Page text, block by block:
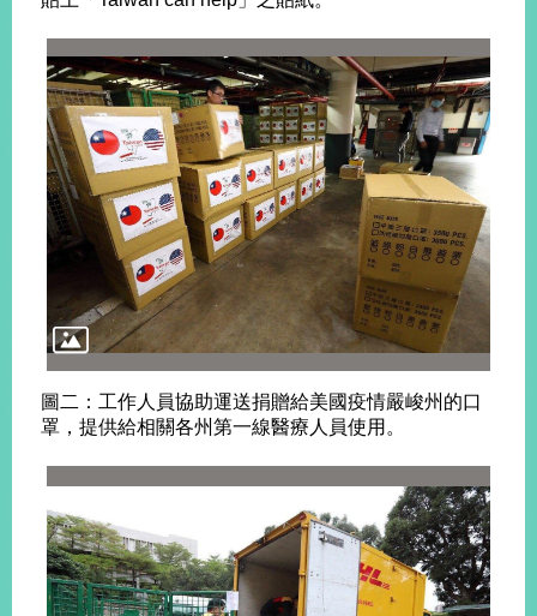
網
站
部
長
信
箱
粉
絲
專
頁
Instagram
X平台
(原推特)
YouTube
RSS
政
府
料
開
放
宣
圖二：工作人員協助運送捐贈給美國疫情嚴峻州的口
罩，提供給相關各州第一線醫療人員使用。